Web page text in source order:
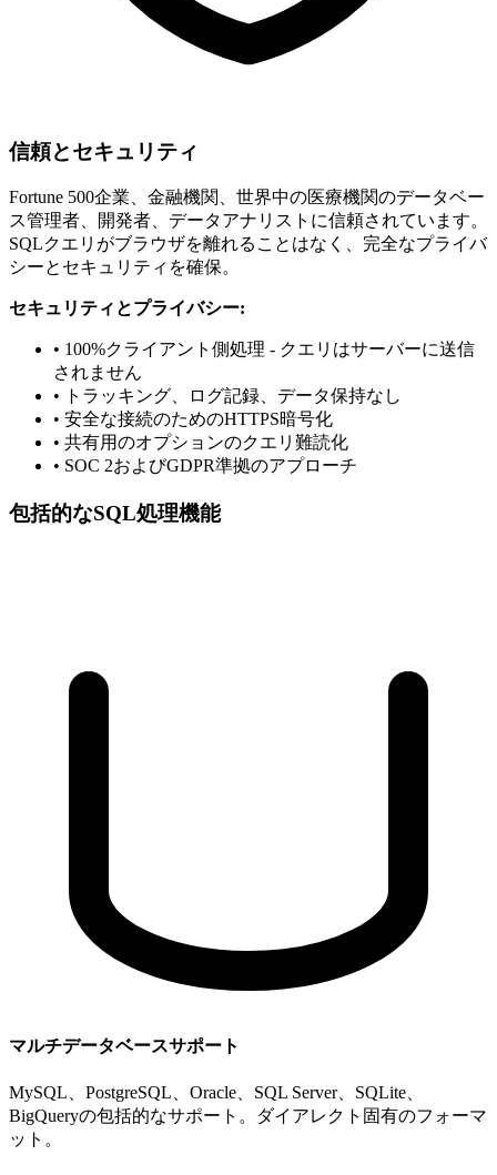
信頼とセキュリティ
Fortune 500企業、金融機関、世界中の医療機関のデータベー
ス管理者、開発者、データアナリストに信頼されています。
SQLクエリがブラウザを離れることはなく、完全なプライバ
シーとセキュリティを確保。
セキュリティとプライバシー:
• 100%クライアント側処理 - クエリはサーバーに送信
されません
• トラッキング、ログ記録、データ保持なし
• 安全な接続のためのHTTPS暗号化
• 共有用のオプションのクエリ難読化
• SOC 2およびGDPR準拠のアプローチ
包括的なSQL処理機能
マルチデータベースサポート
MySQL、PostgreSQL、Oracle、SQL Server、SQLite、
BigQueryの包括的なサポート。ダイアレクト固有のフォーマ
ット。